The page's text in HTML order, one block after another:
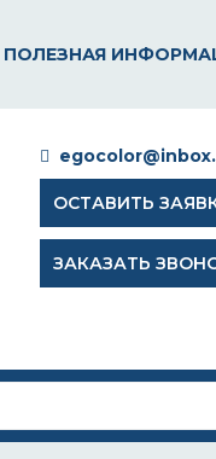
ПОЛЕЗНАЯ
ОСТАВИТЬ
ЗАКАЗАТЬ